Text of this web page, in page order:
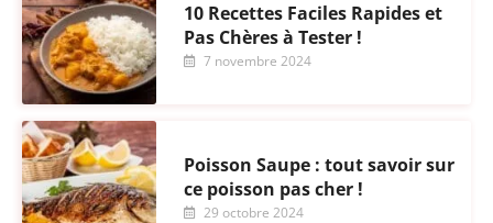
10 Recettes Faciles Rapides et
Pas Chères à Tester !
7 novembre 2024
Poisson Saupe : tout savoir sur
ce poisson pas cher !
29 octobre 2024